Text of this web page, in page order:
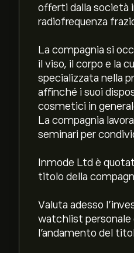
offerti dalla società
radiofrequenza
La compagnia si
il viso, il corpo e la
specializzata nella
affinché i suoi
cosmetici in
La compagnia
seminari per
Inmode Ltd è
titolo della
Valuta adesso
watchlist personale
l’andamento del